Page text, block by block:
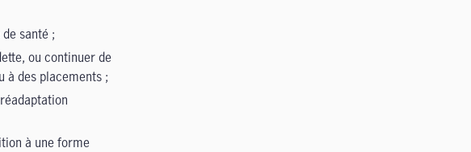
santé ;
ou continuer de
à des placements ;
à une forme